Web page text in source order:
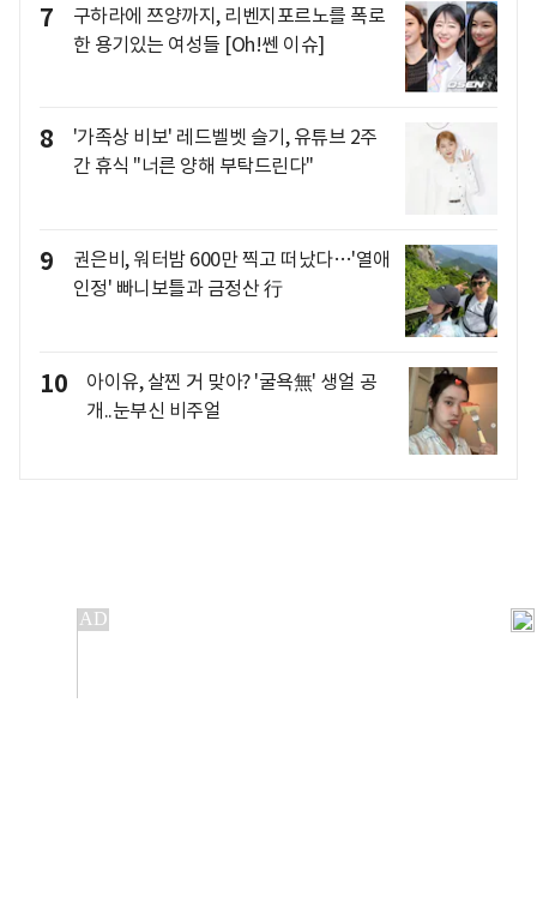
7
구하라에 쯔양까지, 리벤지포르노를 폭로
한 용기있는 여성들 [Oh!쎈 이슈]
8
'가족상 비보' 레드벨벳 슬기, 유튜브 2주
간 휴식 "너른 양해 부탁드린다"
9
권은비, 워터밤 600만 찍고 떠났다…'열애
인정' 빠니보틀과 금정산 行
10
아이유, 살찐 거 맞아? '굴욕無' 생얼 공
개..눈부신 비주얼